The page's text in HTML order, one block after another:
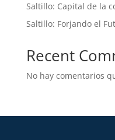
Saltillo: Capital de la
Saltillo: Forjando el
Recent
No hay comentarios